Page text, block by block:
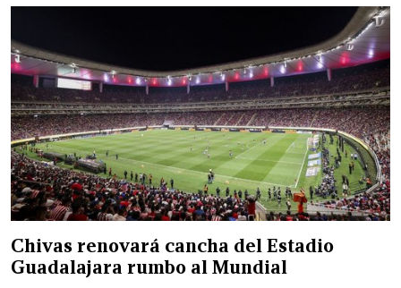
Chivas renovará cancha del Estadio
Guadalajara rumbo al Mundial